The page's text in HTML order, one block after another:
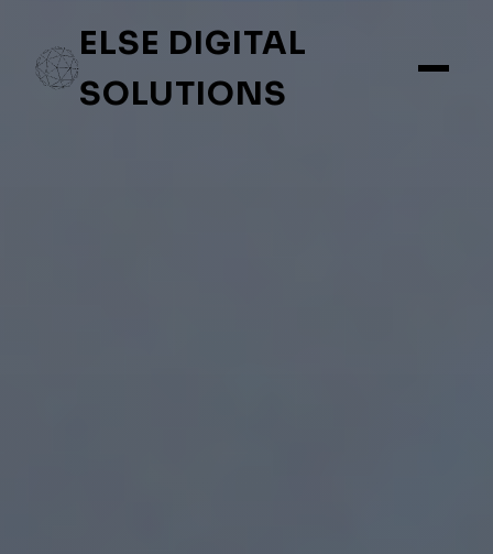
ELSE DIGITAL
SOLUTIONS